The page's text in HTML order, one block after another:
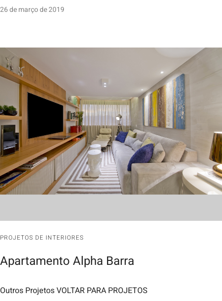
26 de março de 2019
PROJETOS DE INTERIORES
Apartamento Alpha Barra
Outros Projetos VOLTAR PARA PROJETOS